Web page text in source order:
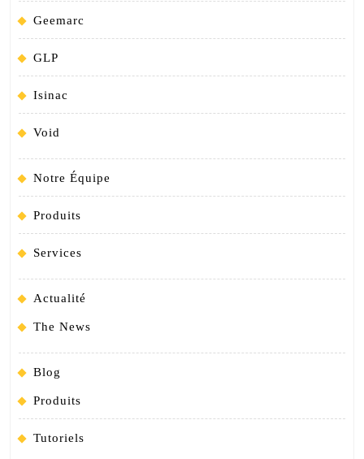
Geemarc
GLP
Isinac
Void
Notre Équipe
Produits
Services
Actualité
The News
Blog
Produits
Tutoriels